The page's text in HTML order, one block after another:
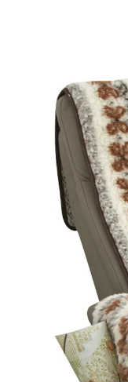
folklore
Sofort lieferbar
Komfortabler
Der Schurwoll
perfekte